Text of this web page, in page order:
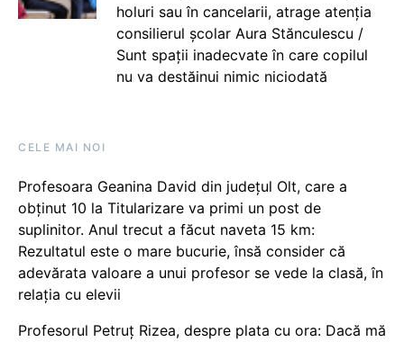
holuri sau în cancelarii, atrage atenția
consilierul școlar Aura Stănculescu /
Sunt spații inadecvate în care copilul
nu va destăinui nimic niciodată
CELE MAI NOI
Profesoara Geanina David din județul Olt, care a
obținut 10 la Titularizare va primi un post de
suplinitor. Anul trecut a făcut naveta 15 km:
Rezultatul este o mare bucurie, însă consider că
adevărata valoare a unui profesor se vede la clasă, în
relația cu elevii
Profesorul Petruț Rizea, despre plata cu ora: Dacă mă